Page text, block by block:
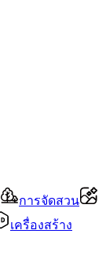
การจัดสวน
เครื่องสร้าง